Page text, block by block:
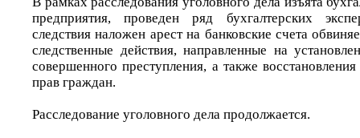
предприятия, проведен ряд бухгалтерских
следствия наложен арест на банковские счета
следственные действия, направленные на
совершенного преступления, а также
прав граждан.
Расследование уголовного дела продолжается.